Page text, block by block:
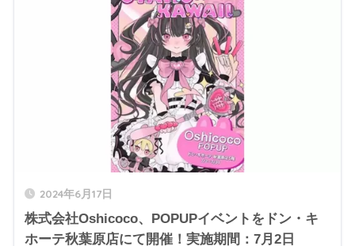
2024年6月17日
株式会社Oshicoco、POPUPイベントをドン・キ
ホーテ秋葉原店にて開催！実施期間：7月2日